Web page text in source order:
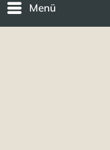
Menü